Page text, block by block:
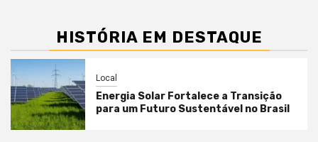
HISTÓRIA EM DESTAQUE
Local
Energia Solar Fortalece a Transição
para um Futuro Sustentável no Brasil